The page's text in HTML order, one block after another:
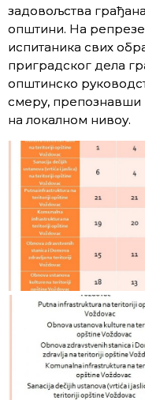
задовољства
општини. На
испитаника свих
приградског дела
општинско
смеру, препознавши
на локалном нивоу.